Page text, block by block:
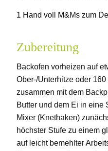
1 Hand voll M&Ms zum
Zubereitung
Backofen vorheizen auf
Ober-/Unterhitze oder 160
zusammen mit dem
Butter und dem Ei in eine
Mixer (Knethaken)
höchster Stufe zu einem
auf leicht bemehlter